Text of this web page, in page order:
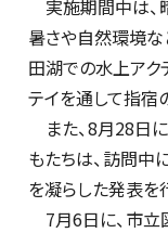
実施期間中は、
暑さや自然環境な
田湖での水上アク
テイを通して指宿
また、8月28日
もたちは、訪問中
を凝らした発表を
7月6日に、市立